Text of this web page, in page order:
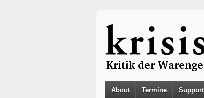
About Termine Support